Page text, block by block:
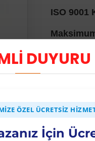
DUYURU
ÖZEL ÜCRETSIZ
İçin
ISO 9001
ISO 228
Sıcaklık -